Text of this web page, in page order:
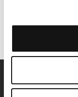
OpenRunner